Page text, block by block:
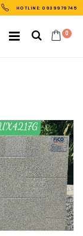
HOTLINE: 0939979745
0